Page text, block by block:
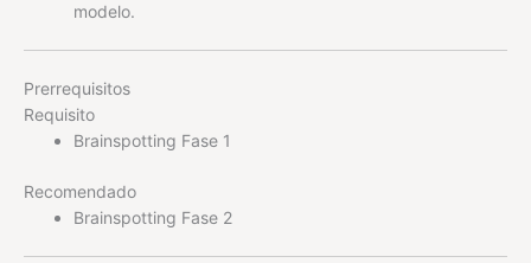
modelo.
Prerrequisitos
Requisito
Brainspotting Fase 1
Recomendado
Brainspotting Fase 2